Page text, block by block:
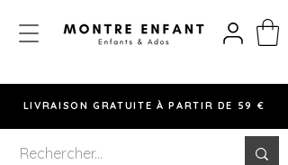
LIVRAISON GRATUITE À PARTIR DE 59 €